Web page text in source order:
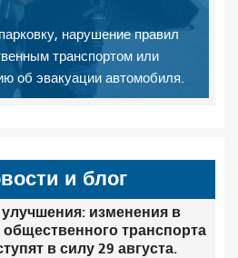
нарушение правил
транспортом или
об эвакуации автомобиля.
и блог
улучшения: изменения в
общественного транспорта
в силу 29 августа.